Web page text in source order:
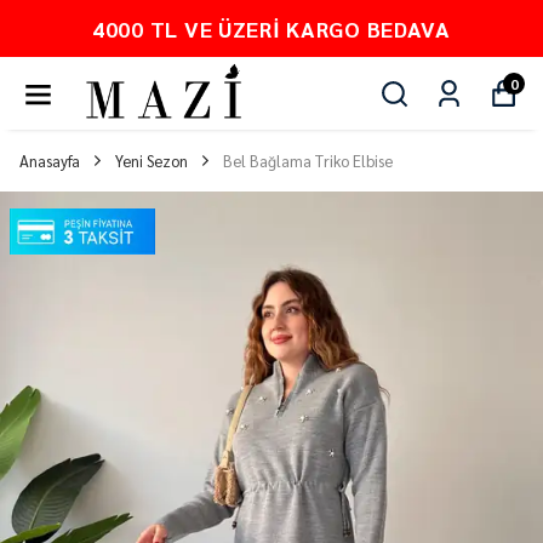
4000 TL VE ÜZERI KARGO BEDAVA
0
Anasayfa Yeni Sezon Bel Bağlama Triko Elbise